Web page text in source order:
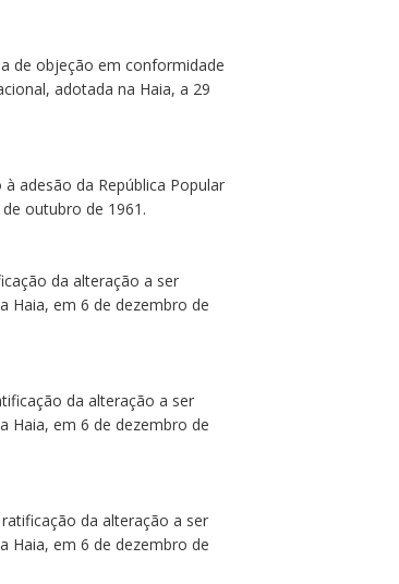
de objeção em conformidade
adotada na Haia, a 29
adesão da República Popular
outubro de 1961.
da alteração a ser
Haia, em 6 de dezembro de
da alteração a ser
Haia, em 6 de dezembro de
da alteração a ser
Haia, em 6 de dezembro de